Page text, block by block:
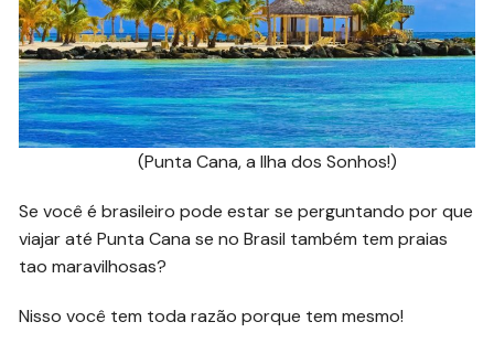
(Punta Cana, a Ilha dos Sonhos!)
Se você é brasileiro pode estar se perguntando por que
viajar até Punta Cana se no Brasil também tem praias
tao maravilhosas?
Nisso você tem toda razão porque tem mesmo!